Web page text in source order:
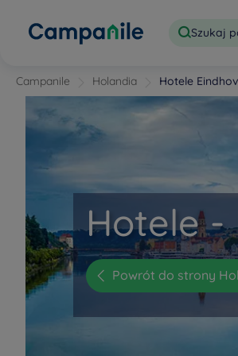
Szukaj
Campanile Holandia Hotele
Hotele -
Powrót do strony